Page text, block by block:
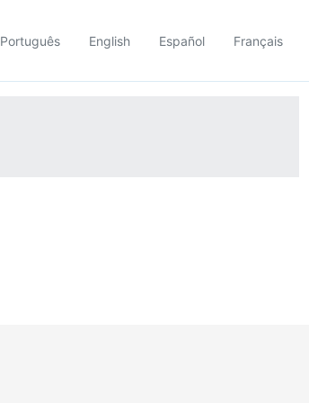
Português English Español Français